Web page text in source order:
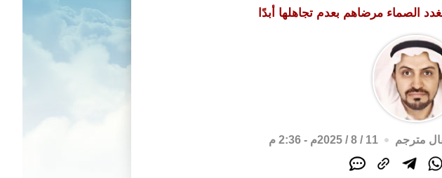
الصماء مرضاهم بعدم تجاهلها أبدًا
مترجم 11 / 8 / 2025م - 2:36 م